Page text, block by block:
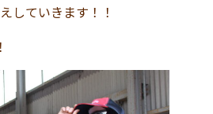
していきます！！